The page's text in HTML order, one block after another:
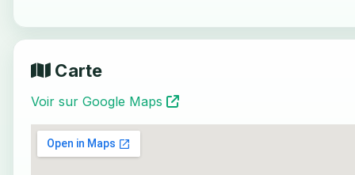
Carte
Voir sur Google Maps